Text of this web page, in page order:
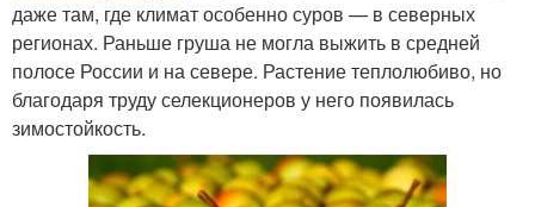
даже там, где климат особенно суров — в северных
регионах. Раньше груша не могла выжить в средней
полосе России и на севере. Растение теплолюбиво, но
благодаря труду селекционеров у него появилась
зимостойкость.